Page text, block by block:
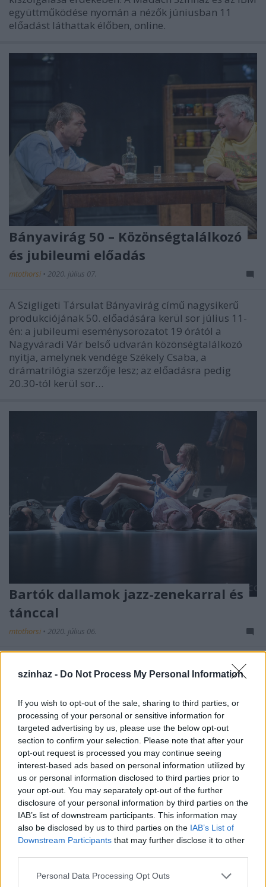
szinhaz - Do Not Process My Personal Information
If you wish to opt-out of the sale, sharing to third parties, or
processing of your personal or sensitive information for
targeted advertising by us, please use the below opt-out
section to confirm your selection. Please note that after your
opt-out request is processed you may continue seeing
interest-based ads based on personal information utilized by
us or personal information disclosed to third parties prior to
your opt-out. You may separately opt-out of the further
disclosure of your personal information by third parties on the
IAB’s list of downstream participants. This information may
also be disclosed by us to third parties on the IAB’s List of
Downstream Participants that may further disclose it to other
Please note that this website/app uses one or more Google
Personal Data Processing Opt Outs
együttműködése nyomán a nézők júniusban 11
előadást láthattak élőben, online.
Bányavirág 50 – Közönségtalálkozó
és jubileumi előadás
mtothorsi • 2020. július 07.
A Szigligeti Társulat Bányavirág című nagysikerű
produkciójának 50. előadására kerül sor július 11-
én: a jubileumi eseménysorozatot 19 órától a
Nagyváradi Vár belső udvarán közönségtalálkozó
nyitja, amelynek vendége Székely Csaba, a
drámatrilógia szerzője lesz; az előadásra pedig
20.30-tól kerül sor…
Bartók dallamok jazz-zenekarral és
tánccal
mtothorsi • 2020. július 06.
A Harangozó Gyula-díjjal kitüntetett Feledi János és
csapata ismét élőzenés táncelőadásra készül HAT